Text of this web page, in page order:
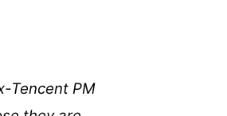
Tencent PM